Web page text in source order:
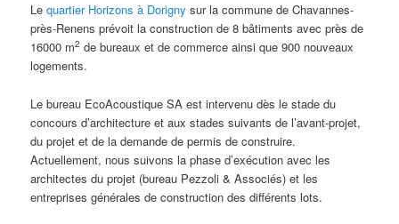
Lequartier Horizons à Dorigny sur la commune de Chavannes-
près-Renens prévoit la construction de 8 bâtiments avec près de
16000 m2 de bureaux et de commerce ainsi que 900 nouveaux
logements.
Le bureau EcoAcoustique SA est intervenu dès le stade du
concours d’architecture et aux stades suivants de l’avant-projet,
du projet et de la demande de permis de construire.
Actuellement, nous suivons la phase d’exécution avec les
architectes du projet (bureau Pezzoli & Associés) et les
entreprises générales de construction des différents lots.